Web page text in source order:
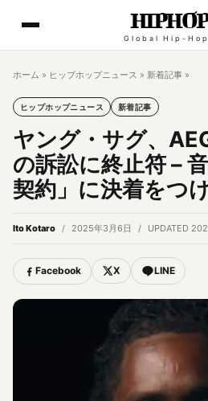
Global Hip-
ホーム » ヒップホップニュース » 新着記事 »
ヒップホップニュース 新着記事
ヤング・サグ、
の訴訟に終止符 –
契約」に決着をつ
Ito Kotaro 2025年3月6日 UPDATED
Facebook X LINE